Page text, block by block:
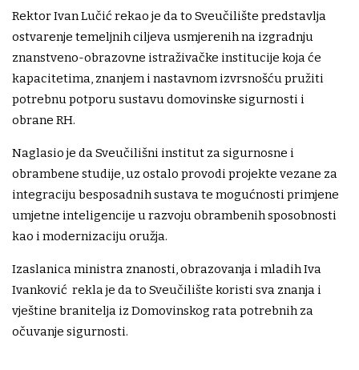
Rektor Ivan Lučić rekao je da to Sveučilište predstavlja
ostvarenje temeljnih ciljeva usmjerenih na izgradnju
znanstveno-obrazovne istraživačke institucije koja će
kapacitetima, znanjem i nastavnom izvrsnošću pružiti
potrebnu potporu sustavu domovinske sigurnosti i
obrane RH.
Naglasio je da Sveučilišni institut za sigurnosne i
obrambene studije, uz ostalo provodi projekte vezane za
integraciju besposadnih sustava te mogućnosti primjene
umjetne inteligencije u razvoju obrambenih sposobnosti
kao i modernizaciju oružja.
Izaslanica ministra znanosti, obrazovanja i mladih Iva
Ivanković rekla je da to Sveučilište koristi sva znanja i
vještine branitelja iz Domovinskog rata potrebnih za
očuvanje sigurnosti.